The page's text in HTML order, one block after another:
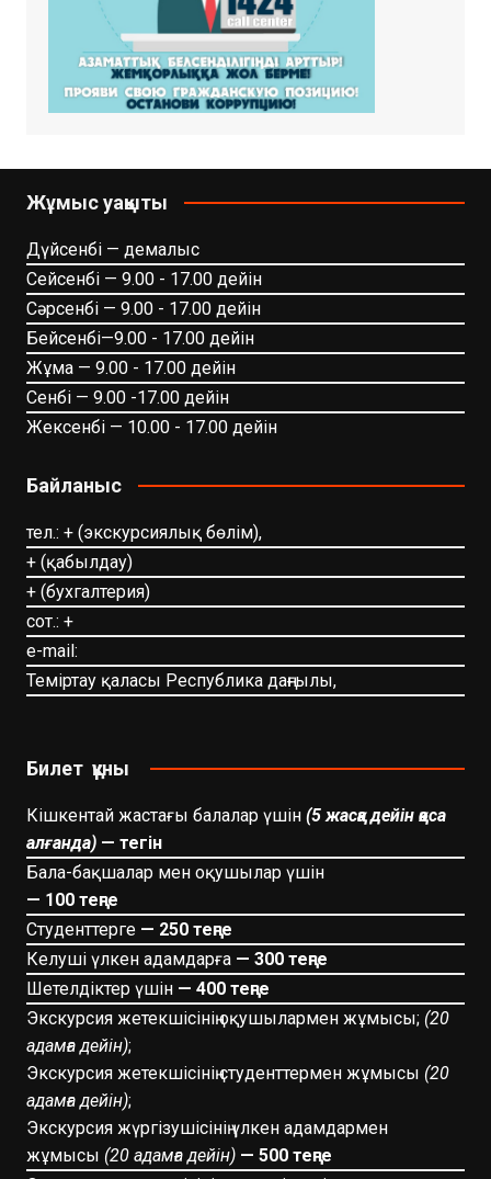
Жұмыс уақыты
Дүйсенбі — демалыс
Сейсенбі — 9.00 - 17.00 дейін
Сәрсенбі — 9.00 - 17.00 дейін
Бейсенбі—9.00 - 17.00 дейін
Жұма — 9.00 - 17.00 дейін
Сенбі — 9.00 -17.00 дейін
Жексенбі — 10.00 - 17.00 дейін
Байланыс
тел.: + (экскурсиялық бөлім),
+ (қабылдау)
+ (бухгалтерия)
сот.: +
e-mail:
Теміртау қаласы Республика даңғылы,
Билет құны
Кішкентай жастағы балалар үшін(5 жасқа дейін қоса
алғанда) — тегін
Бала-бақшалар мен оқушылар үшін
— 100 теңге
Студенттерге — 250 теңге
Келуші үлкен адамдарға — 300 теңге
Шетелдіктер үшін — 400 теңге
Экскурсия жетекшісінің оқушылармен жұмысы; (20
адамға дейін);
Экскурсия жетекшісінің студенттермен жұмысы (20
адамға дейін);
Экскурсия жүргізушісінің үлкен адамдармен
жұмысы (20 адамға дейін) — 500 теңге